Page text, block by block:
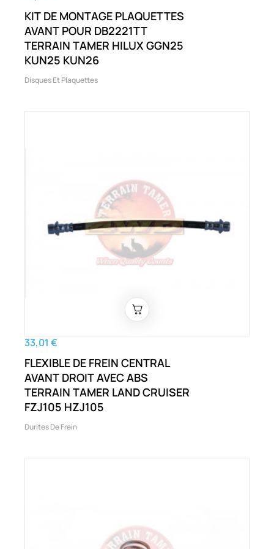
KIT DE MONTAGE PLAQUETTES
AVANT POUR DB2221TT
TERRAIN TAMER HILUX GGN25
KUN25 KUN26
Disques Et Plaquettes
33,01 €
FLEXIBLE DE FREIN CENTRAL
AVANT DROIT AVEC ABS
TERRAIN TAMER LAND CRUISER
FZJ105 HZJ105
Durites De Frein